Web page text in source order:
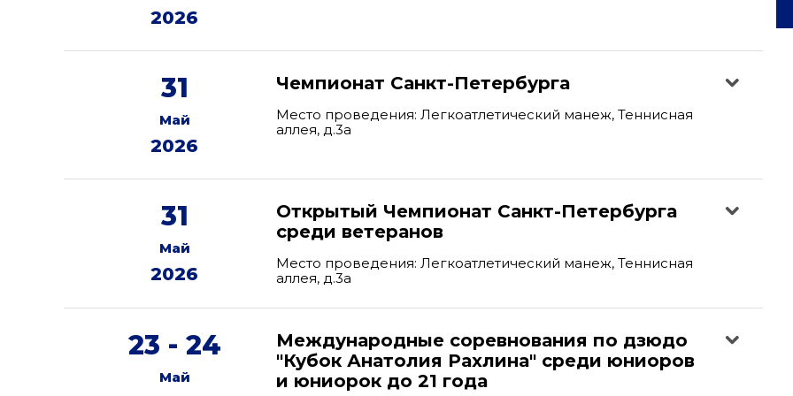
2026
31
Май
2026
Чемпионат Санкт-Петербурга
Место проведения: Легкоатлетический манеж, Теннисная
аллея, д.3а
31
Май
2026
Открытый Чемпионат Санкт-Петербурга
среди ветеранов
Место проведения: Легкоатлетический манеж, Теннисная
аллея, д.3а
23 - 24
Май
Международные соревнования по дзюдо
"Кубок Анатолия Рахлина" среди юниоров
и юниорок до 21 года